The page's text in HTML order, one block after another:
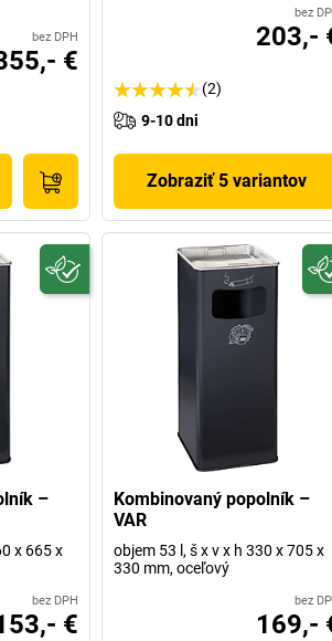
bez DPH
€
bez
203,-
(2)
9-10 dni
Zobraziť 5 variantov
–
x 665 x
bez DPH
€
Kombinovaný popolník –
VAR
objem 53 l, š x v x h 330 x 705 x
330 mm, oceľový
bez
169,-